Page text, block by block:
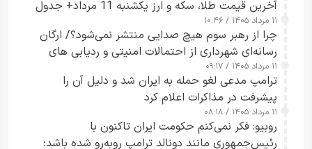
آخرین قیمت طلا، سکه و ارز یکشنبه 11 مرداد+ جدول
۱۱ مرداد ۱۴۰۵ / ۱۰:۴۶
چرا از رهبر سوم هیچ صدایی منتشر نمی‌شود؟/ ارگان
رسانه‌ای شهرداری از احتمالات امنیتی و ردیابی های
جاسوسی گفت
۱۱ مرداد ۱۴۰۵ / ۰۹:۱۷
ترامپ مدعی لغو حمله به ایران شد و دلیل آن را
پیشرفت در مذاکرات اعلام کرد
۱۱ مرداد ۱۴۰۵ / ۰۸:۱۸
روبیو: فکر نمی‌کنم حکومت ایران تاکنون با
رئیس‌جمهوری مانند دونالد ترامپ روبه‌رو شده باشد؛